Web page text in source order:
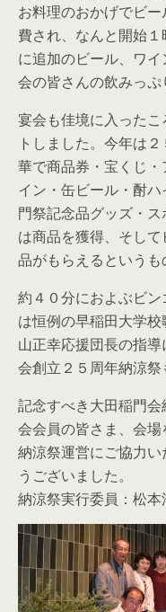
お料理のおかげでビ
費され、なんと開始
に追加のビール、ワ
会の皆さんの飲みっぷ
宴会も佳境に入った
トしました。今年は
華で商品券・宝くじ
イン・缶ビール・酎
門祭記念品グッズ・
は商品を獲得、そし
品がもらえるというも
約４０分におよぶビ
は恒例の早稲田大学
山正幸応援団長の指
会創立２５周年納涼祭
記念すべき大田稲門
会会員の皆さま、会場
納涼祭運営にご協力
うございました。
納涼祭実行委員：松本